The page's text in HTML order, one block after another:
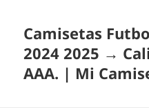
Camisetas
2024 2025 →
AAA. | Mi